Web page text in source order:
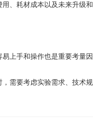
耗材成本以及未来升级
手和操作也是重要考量
要考虑实验需求、技术